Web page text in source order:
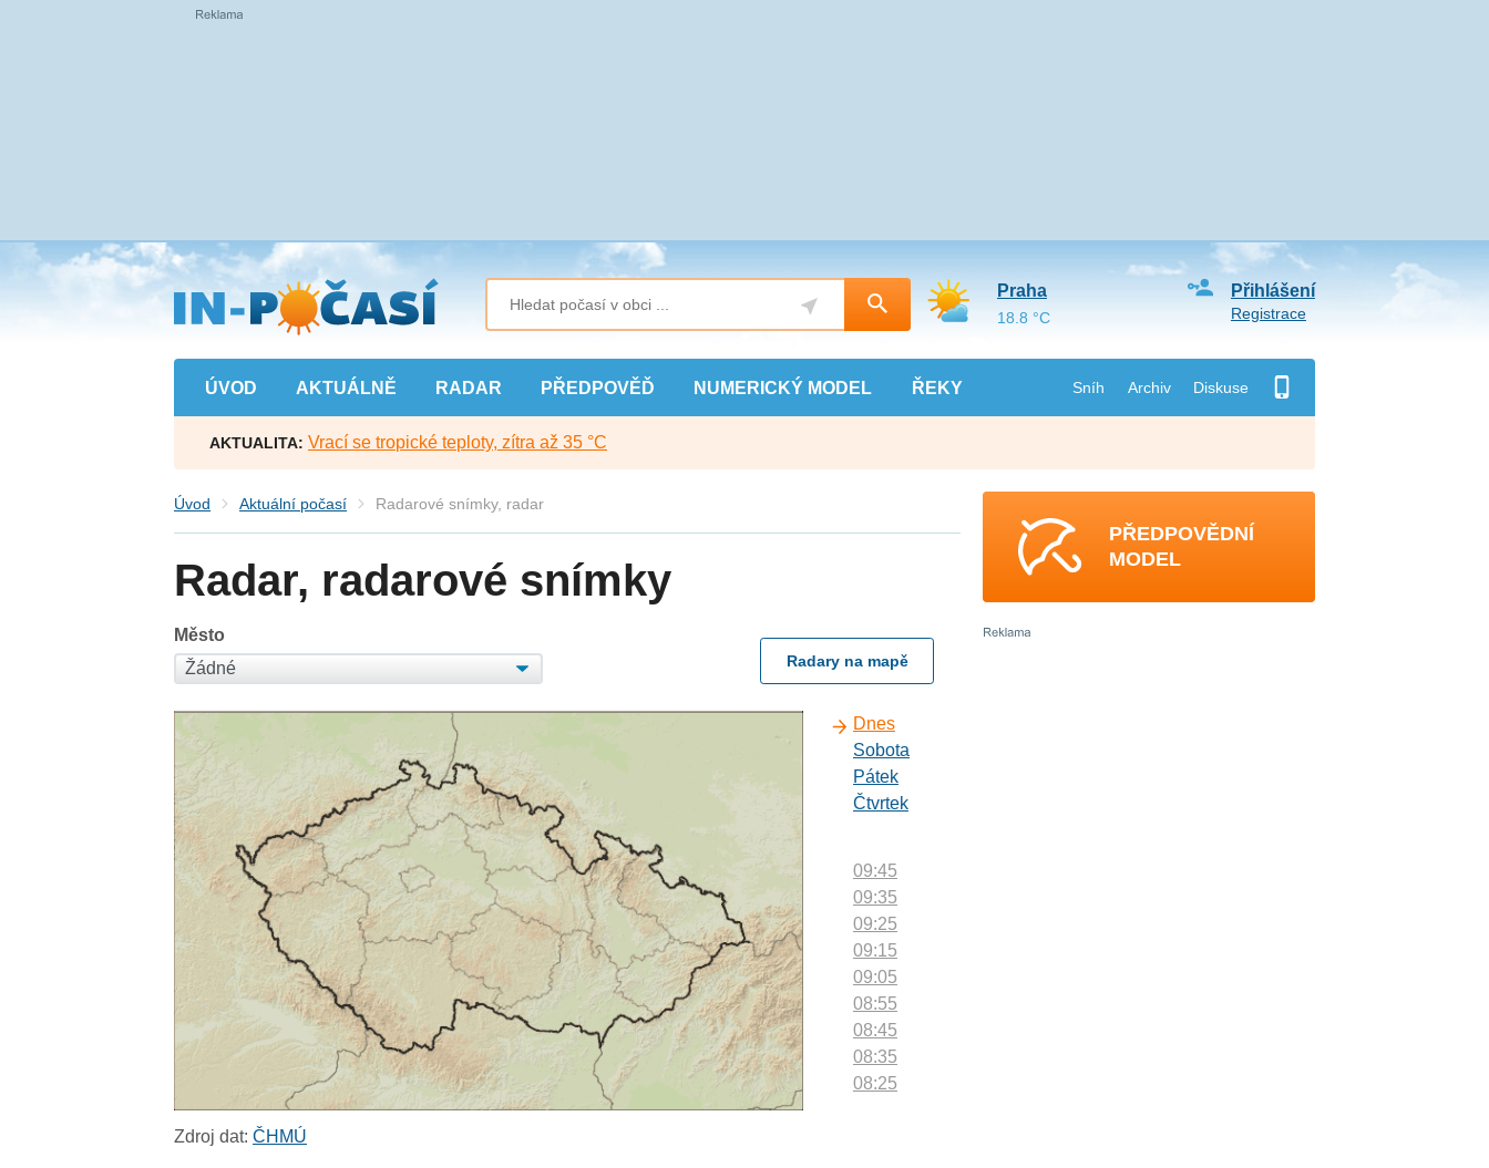
Přejít
na
hlavní
obsah
ÚVOD AKTUÁLNĚ RADAR PŘEDPOVĚĎ NUMERICKÝ MODEL ŘEKY Sníh Archiv Diskuse
Přihlášení
Registrace
Praha
18.8 °C
AKTUALITA: Vrací se tropické teploty, zítra až 35 °C
Úvod Aktuální počasí Radarové snímky, radar
Radar, radarové snímky
Město
Radary na mapě
Dnes
Sobota
Pátek
Čtvrtek
09:45
09:35
09:25
09:15
09:05
08:55
08:45
08:35
08:25
Zdroj dat:ČHMÚ
PŘEDPOVĚDNÍ
MODEL